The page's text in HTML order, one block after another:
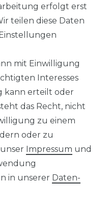
UVP 54,99 €
*
Versandkosten
erfolgt erst
teilen diese Daten
mit Einwilligung
Interesses
kann erteilt oder
das Recht, nicht
zu einem
oder zu
Impressum und
in unserer Daten­